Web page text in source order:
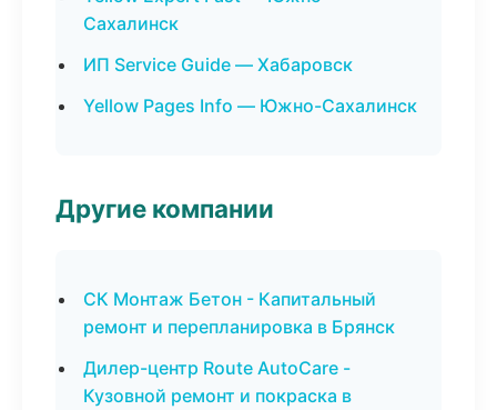
Сахалинск
ИП Service Guide — Хабаровск
Yellow Pages Info — Южно-Сахалинск
Другие компании
СК Монтаж Бетон - Капитальный
ремонт и перепланировка в Брянск
Дилер-центр Route AutoCare -
Кузовной ремонт и покраска в